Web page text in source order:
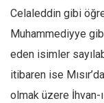
» Yazar arşivi
Bu Sayı
Kategoriler
Celaleddin gibi
Muhammediyye
eden isimler
itibaren ise
olmak üzere İhvan-